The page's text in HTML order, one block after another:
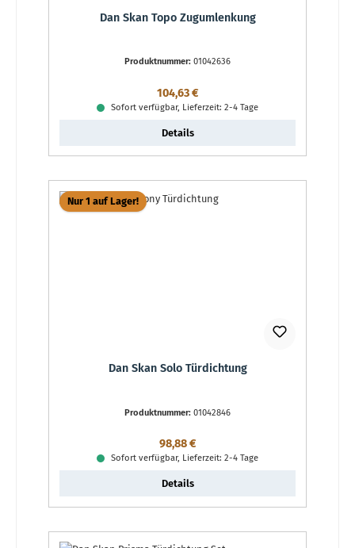
Dan Skan Topo Zugumlenkung
Produktnummer: 01042636
Regulärer Preis:
104,63 €
Sofort verfügbar, Lieferzeit: 2-4 Tage
Details
Nur 1 auf Lager!
Dan Skan Solo Türdichtung
Produktnummer: 01042846
Regulärer Preis:
98,88 €
Sofort verfügbar, Lieferzeit: 2-4 Tage
Details